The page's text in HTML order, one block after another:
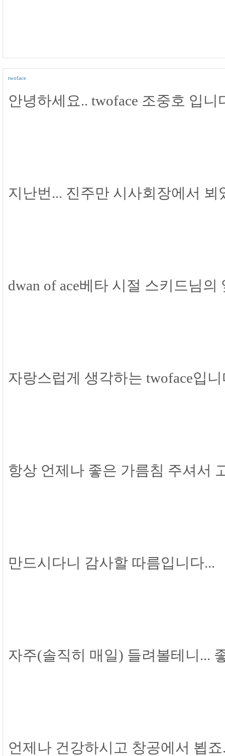
twoface
안녕하세요.. twoface 조중호 입니
지난번... 진주만 시사회장에서 뵈
dwan of ace베타 시절 스키드님
자랑스럽게 생각하는 twoface입
항상 언제나 좋은 가름침 주셔서
만드시다니 감사할 따름입니다...
자주(솔직히 매일) 들려볼테니...
언제나 건강하시고 창공에서 뵙죠